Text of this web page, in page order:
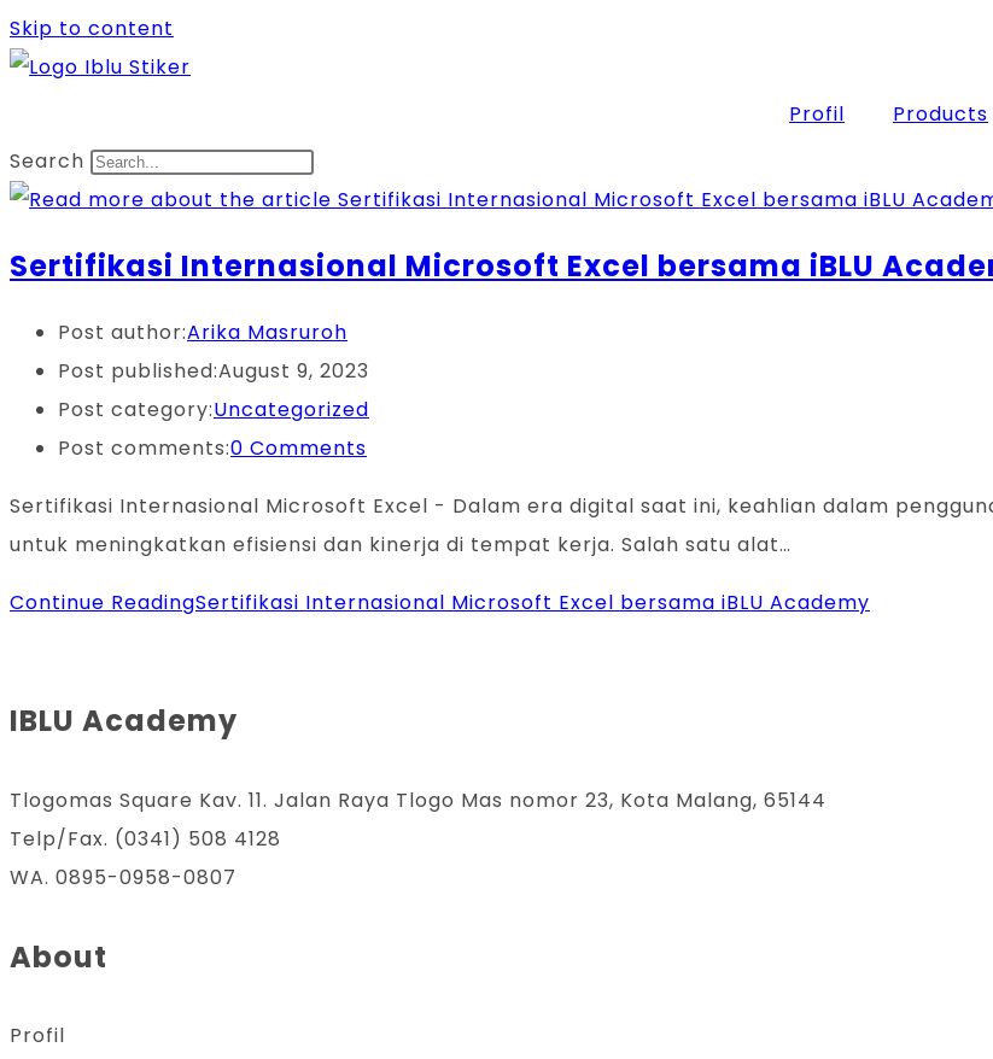
Skip to content
Profil Products
Search
Sertifikasi Internasional Microsoft Excel bersama iBLU
Post author:Arika Masruroh
Post published:August 9, 2023
Post category:Uncategorized
Post comments:0 Comments
Sertifikasi Internasional Microsoft Excel - Dalam era digital saat ini, keahlian dalam
untuk meningkatkan efisiensi dan kinerja di tempat kerja. Salah satu alat…
Continue ReadingSertifikasi Internasional Microsoft Excel bersama iBLU Academy
IBLU Academy
Tlogomas Square Kav. 11. Jalan Raya Tlogo Mas nomor 23, Kota Malang, 65144
Telp/Fax. (0341) 508 4128
WA. 0895-0958-0807
About
Profil